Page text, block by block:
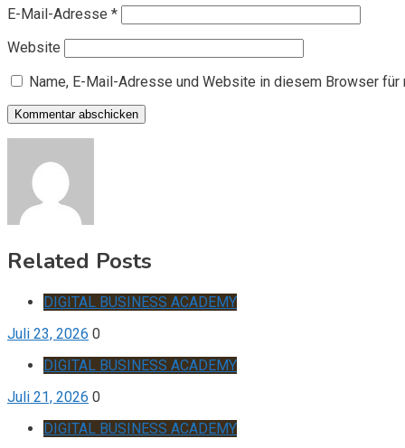
E-Mail-Adresse *
Website
Name, E-Mail-Adresse und Website in diesem Browser
Related Posts
DIGITAL BUSINESS ACADEMY
Juli 23, 2026 0
DIGITAL BUSINESS ACADEMY
Juli 21, 2026 0
DIGITAL BUSINESS ACADEMY